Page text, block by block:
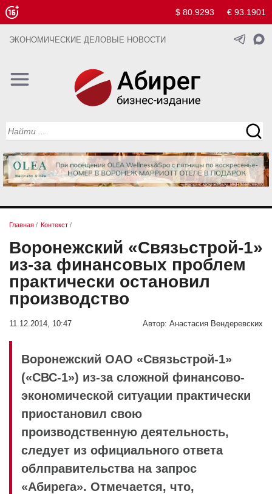
$ 80.9293 € 93.1901
ЭКОНОМИЧЕСКИЕ ДЕЛОВЫЕ НОВОСТИ
Главная / Контекст /
Воронежский «Связьстрой-1»
из-за финансовых проблем
практически остановил
производство
11.12.2014, 10:47 Автор: Анастасия Вендеревских
Воронежский ОАО «Связьстрой-1»
(«СВС-1») из-за сложной финансово-
экономической ситуации практически
приостановил свою
производственную деятельность,
следует из официального ответа
облправительства на запрос
«Абирега». Отмечается, что,